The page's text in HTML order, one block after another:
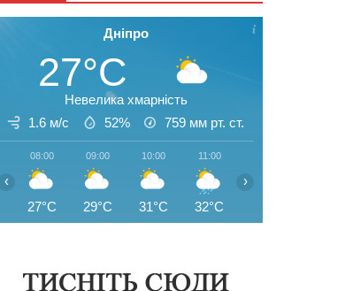
Дніпро
27°C
Невелика хмарність
1.6 м/с
52% 759 мм рт. ст.
08:00
27°C
09:00
29°C
10:00
31°C
11:00
32°C
‹ ›